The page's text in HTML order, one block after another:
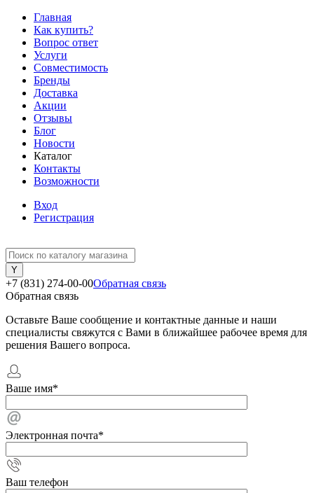
Главная
Как купить?
Вопрос ответ
Услуги
Совместимость
Бренды
Доставка
Акции
Отзывы
Блог
Новости
Каталог
Контакты
Возможности
Вход
Регистрация
+7 (831) 274-00-00Обратная связь
Обратная связь
Оставьте Ваше сообщение и контактные данные и наши
специалисты свяжутся с Вами в ближайшее рабочее время для
решения Вашего вопроса.
Ваше имя*
Электронная почта*
Ваш телефон